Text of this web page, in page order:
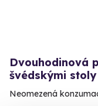
Dvouhodinová
švédskými stoly
Neomezená